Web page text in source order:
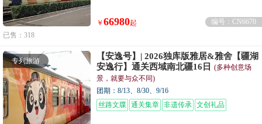
￥ 66980起
编号：CN6670
已售：318
专列旅游
【安逸号】| 2026独库版雅居&雅舍【疆湖
安逸行】通关西域南北疆16日 (多种创意场
景，就要与众不同)
团期：8/13、8/30、9/16
丝路文牒 通关集章 非遗传承 文创礼品